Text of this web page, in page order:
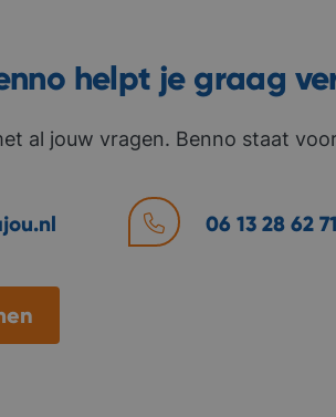
helpt je graag
al jouw vragen. Benno staat
06 13 28 62 71